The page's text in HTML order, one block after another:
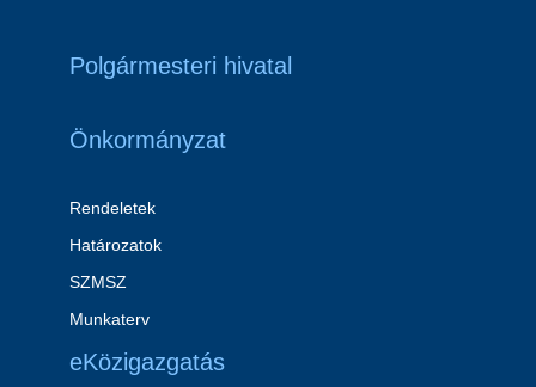
Polgármesteri hivatal
Önkormányzat
Rendeletek
Határozatok
SZMSZ
Munkaterv
eKözigazgatás